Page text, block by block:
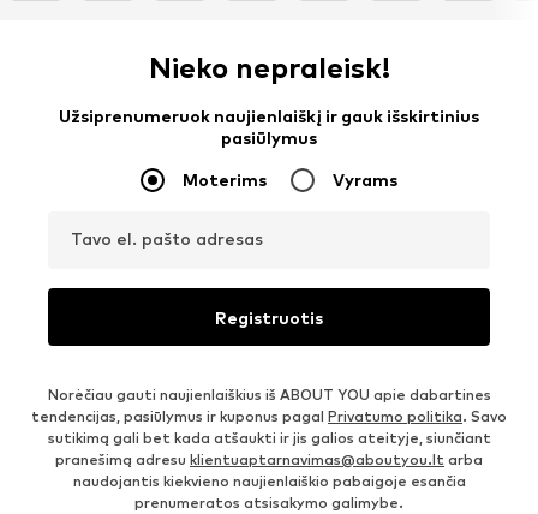
Nieko nepraleisk!
Užsiprenumeruok naujienlaiškį ir gauk išskirtinius
pasiūlymus
Moterims Vyrams
Tavo el. pašto adresas
Registruotis
Norėčiau gauti naujienlaiškius iš ABOUT YOU apie dabartines
tendencijas, pasiūlymus ir kuponus pagal Privatumo politika. Savo
sutikimą gali bet kada atšaukti ir jis galios ateityje, siunčiant
pranešimą adresu klientuaptarnavimas@aboutyou.lt arba
naudojantis kiekvieno naujienlaiškio pabaigoje esančia
prenumeratos atsisakymo galimybe.